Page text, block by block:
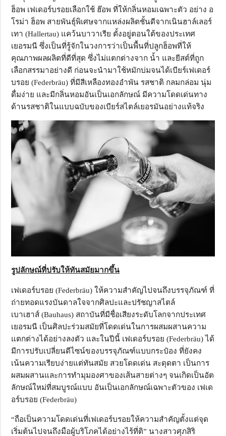
ฮ็อพ เฟเดอร์บรอยเลือกใช้ ฮ๊อพ ที่ให้กลิ่นหอมเฉพาะตัว อย่าง อ
โรม่า ฮ็อพ สายพันธุ์พิเศษจากแหล่งผลิตชั้นดีจากเนินฮาล์เลอร์
เทา (Hallertau) แคว้นบาวาเรีย ตั้งอยู่ตอนใต้ของประเทศ
เยอรมนี ซึ่งเป็นที่รู้จักในวงการว่าเป็นพื้นที่ปลูกฮ็อพที่ให้
คุณภาพผลผลิตที่ดีที่สุด ซึ่งไม่แตกต่างจาก น้ำ และยีสต์ที่ถูก
เลือกสรรมาอย่างดี ก่อนจะนำมาใช้หมักบ่มจนได้เบียร์เฟเดอร์
บรอย (Federbräu) ที่มีสีเหลืองทองอำพัน รสชาติ กลมกล่อม นุ่ม
ดื่มง่าย และมีกลิ่นหอมอันเป็นเอกลักษณ์ มีความโดดเด่นทาง
ด้านรสชาติในแบบฉบับของเบียร์สไตล์เยอรมันอย่างแท้จริง
รูปลักษณ์ที่ปรับให้ทันสมัยมากขึ้น
เฟเดอร์บรอย (Federbräu) ให้ความสำคัญไปจนถึงบรรจุภัณฑ์ ที่
ถ่ายทอดแรงบันดาลใจจากศิลปะและปรัชญาสไตล์
เบาเฮาส์ (Bauhaus) สถาบันที่มีชื่อเสียงระดับโลกจากประเทศ
เยอรมนี เป็นศิลปะร่วมสมัยที่โดดเด่นในการผสมผสานความ
แตกต่างได้อย่างลงตัว และในปีนี้ เฟเดอร์บรอย (Federbräu) ได้
มีการปรับเปลี่ยนดีไซน์ของบรรจุภัณฑ์แบบกระป๋อง ที่ยังคง
เน้นความเรียบง่ายแต่ทันสมัย สวยโดดเด่น สะดุดตา เป็นการ
ผสมผสานและการทำมุมองศาของเส้นสายต่างๆ จนเกิดเป็นอัต
ลักษณ์ใหม่ที่สมบูรณ์แบบ อันเป็นเอกลักษณ์เฉพาะตัวของ เฟเด
อร์บรอย (Federbräu)
“ถือเป็นความโดดเด่นที่เฟเดอร์บรอยให้ความสำคัญตั้งแต่จุด
เริ่มต้นไปจนถึงมือผู้บริโภคได้อย่างไร้ที่ติ” นางสาวศุภสิริ